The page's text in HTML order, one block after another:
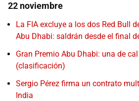
22 noviembre
La FIA excluye a los dos Red Bull
Abu Dhabi: saldrán desde el final
Gran Premio Abu Dhabi: una de
(clasificación)
Sergio Pérez firma un contrato
India